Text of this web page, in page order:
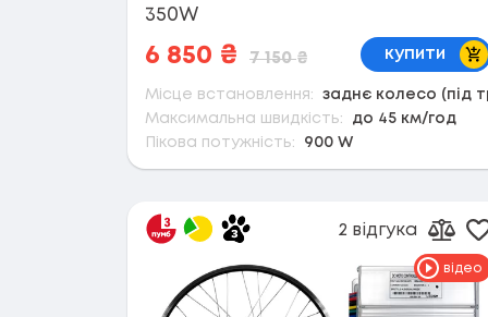
350W
6 850 ₴ 7 150₴ купити В
Місце встановлення:
заднє колесо (під
Максимальна швидкість:
до 45 км/год
Пікова потужність:
900 W
відео
2 відгука